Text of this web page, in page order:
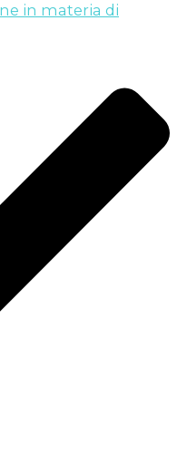
in materia di